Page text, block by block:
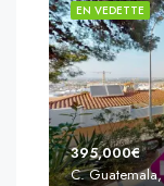
EN VEDETTE
395,000€